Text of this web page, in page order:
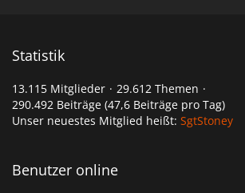
Statistik
13.115 Mitglieder
29.612 Themen
290.492 Beiträge (47,6 Beiträge pro Tag)
Unser neuestes Mitglied heißt: SgtStoney
Benutzer online